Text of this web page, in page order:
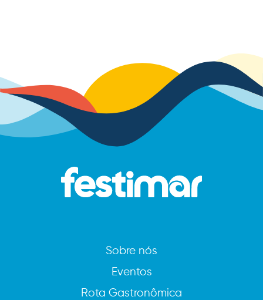
Sobre nós
Eventos
Rota Gastronômica